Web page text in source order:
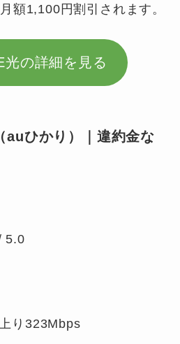
額1,100円割引されます。
光の詳細を見る
ひかり）｜違約金な
り323Mbps